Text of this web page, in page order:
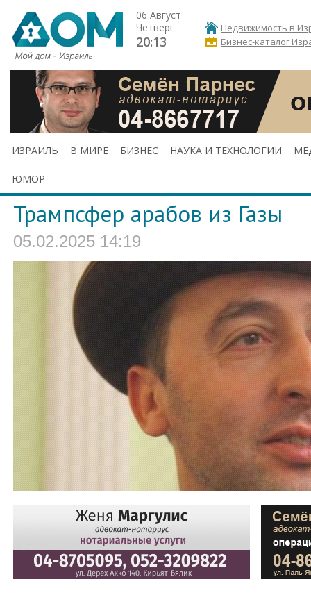
06 Август
Четверг
20:13
Недвижимость в
Бизнес-каталог
ИЗРАИЛЬ В МИРЕ БИЗНЕС НАУКА И ТЕХНОЛОГИИ
ЮМОР
Трампсфер арабов из Газы
05.02.2025 14:19